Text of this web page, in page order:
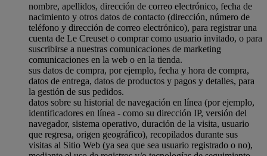
nombre, apellidos, dirección de correo electrónico, fecha de
nacimiento y otros datos de contacto (dirección, número de
teléfono y dirección de correo electrónico), para registrar una
cuenta de Le Creuset o comprar como usuario invitado, o para
suscribirse a nuestras comunicaciones de marketing
comunicaciones en la web o en la tienda.
sus datos de compra, por ejemplo, fecha y hora de compra,
datos de entrega, datos de productos y pagos y detalles, para
la gestión de sus pedidos.
datos sobre su historial de navegación en línea (por ejemplo,
identificadores en línea - como su dirección IP, versión del
navegador, sistema operativo, duración de la visita, usuario
que regresa, origen geográfico), recopilados durante sus
visitas al Sitio Web (ya sea que sea usuario registrado o no),